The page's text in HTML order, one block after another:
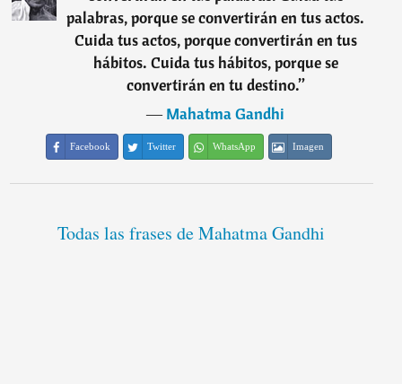
palabras, porque se convertirán en tus actos.
Cuida tus actos, porque convertirán en tus
hábitos. Cuida tus hábitos, porque se
convertirán en tu destino.”
―Mahatma Gandhi
Facebook Twitter WhatsApp Imagen
Todas las frases de Mahatma Gandhi